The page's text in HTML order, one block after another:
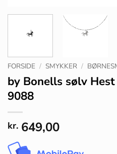
FORSIDE / SMYKKER /
by Bonells sølv
9088
kr. 649,00